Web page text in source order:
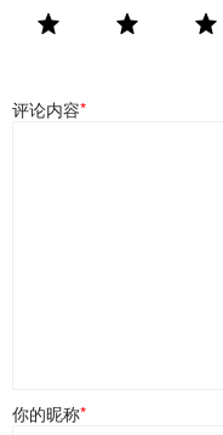
评论内容*
你的昵称*